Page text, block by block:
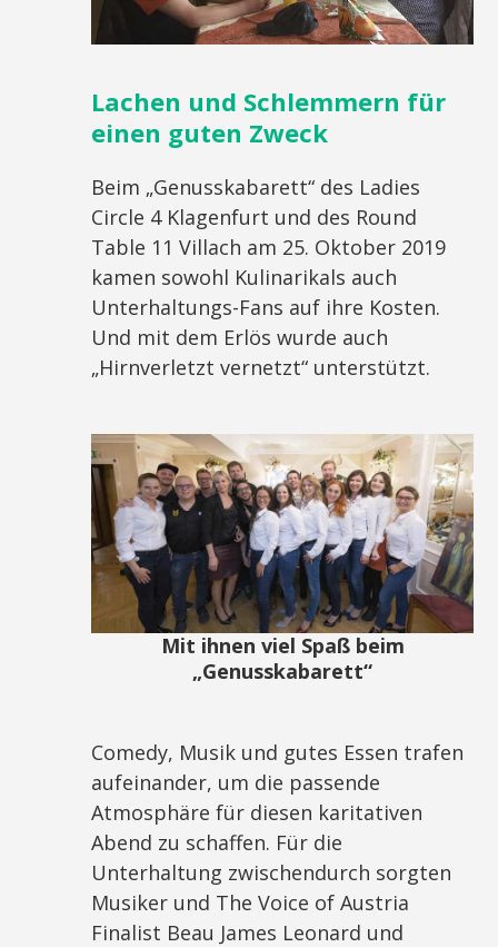
Lachen und Schlemmern für
einen guten Zweck
Beim „Genusskabarett“ des Ladies
Circle 4 Klagenfurt und des Round
Table 11 Villach am 25. Oktober 2019
kamen sowohl Kulinarikals auch
Unterhaltungs-Fans auf ihre Kosten.
Und mit dem Erlös wurde auch
„Hirnverletzt vernetzt“ unterstützt.
Mit ihnen viel Spaß beim
„Genusskabarett“
Comedy, Musik und gutes Essen trafen
aufeinander, um die passende
Atmosphäre für diesen karitativen
Abend zu schaffen. Für die
Unterhaltung zwischendurch sorgten
Musiker und The Voice of Austria
Finalist Beau James Leonard und